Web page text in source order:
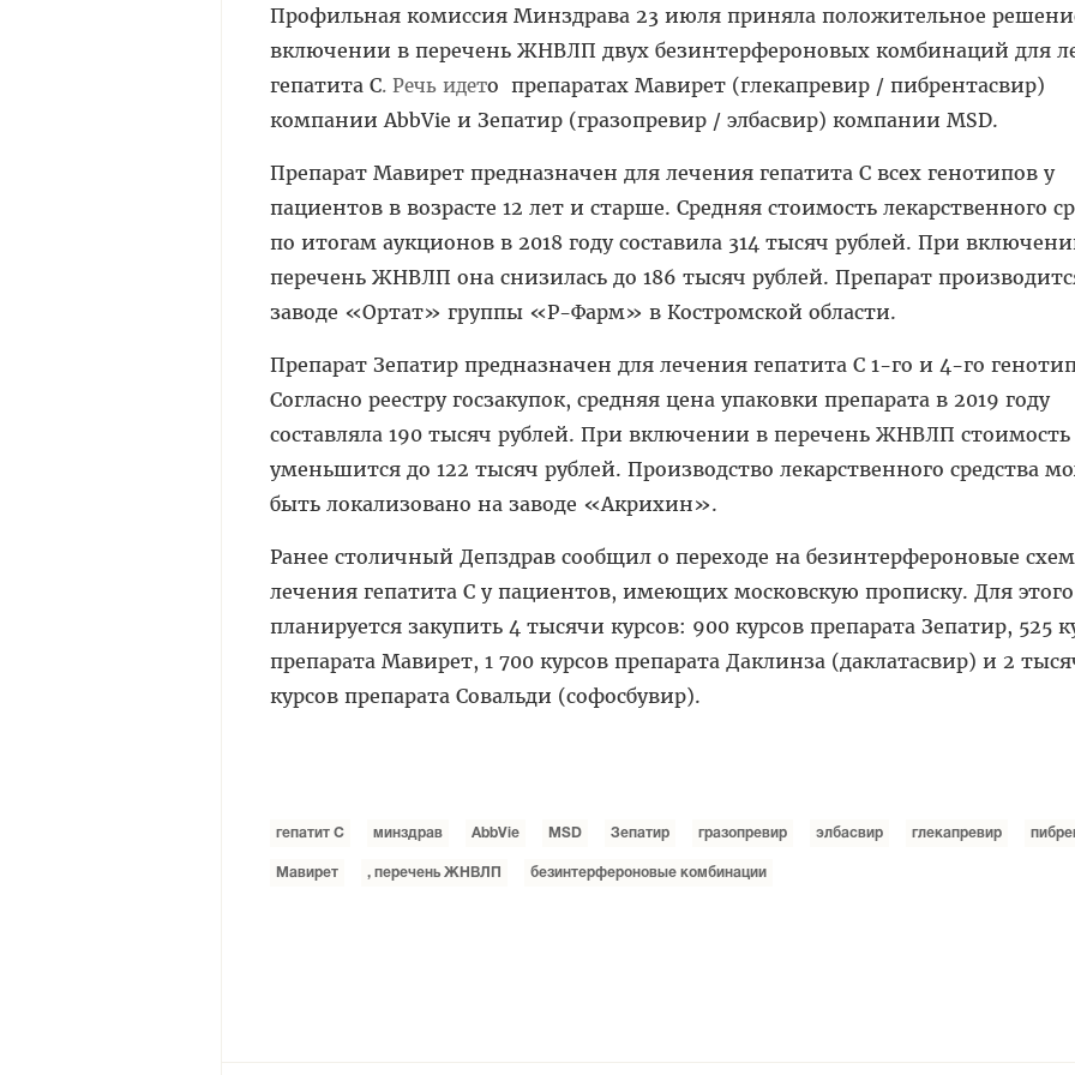
Профильная комиссия Минздрава 23 июля приняла положительное
включении в перечень ЖНВЛП двух безинтерфероновых комбинаций для
гепатита С. Речь идето препаратах Мавирет (глекапревир / пибрентасвир)
компании AbbVie и Зепатир (гразопревир / элбасвир) компании MSD.
Препарат Мавирет предназначен для лечения гепатита С всех генотипов у
пациентов в возрасте 12 лет и старше. Средняя стоимость лекарственного
по итогам аукционов в 2018 году составила 314 тысяч рублей. При
перечень ЖНВЛП она снизилась до 186 тысяч рублей. Препарат
заводе «Ортат» группы «Р-Фарм» в Костромской области.
Препарат Зепатир предназначен для лечения гепатита С 1-го и 4-го
Согласно реестру госзакупок, средняя цена упаковки препарата в 2019 году
составляла 190 тысяч рублей. При включении в перечень ЖНВЛП стоимость
уменьшится до 122 тысяч рублей. Производство лекарственного средства
быть локализовано на заводе «Акрихин».
Ранее столичный Депздрав сообщил о переходе на безинтерфероновые
лечения гепатита С у пациентов, имеющих московскую прописку. Для этого
планируется закупить 4 тысячи курсов: 900 курсов препарата Зепатир, 525
препарата Мавирет, 1 700 курсов препарата Даклинза (даклатасвир) и 2
курсов препарата Совальди (софосбувир).
гепатит С минздрав AbbVie MSD Зепатир гразопревир элбасвир глекапревир
Мавирет , перечень ЖНВЛП безинтерфероновые комбинации